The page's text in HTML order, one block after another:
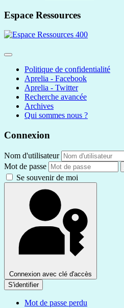
Espace Ressources
Politique de confidentialité
Aprelia - Facebook
Aprelia - Twitter
Recherche avancée
Archives
Qui sommes nous ?
Connexion
Nom d'utilisateur
Mot de passe
Se souvenir de moi
Connexion avec clé d'accès
S'identifier
Mot de passe perdu